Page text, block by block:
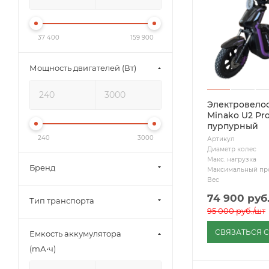
Minako U2
пурпурный
Артикул
Диаметр колес
Макс. нагрузка
Максимальный
Вес
74 900 руб.
95 000руб./шт
СВЯЗАТЬСЯ
37 400 159 900
Мощность двигателей (Вт)
240 3000
Бренд
Тип транспорта
Емкость аккумулятора
(mА⋅ч)